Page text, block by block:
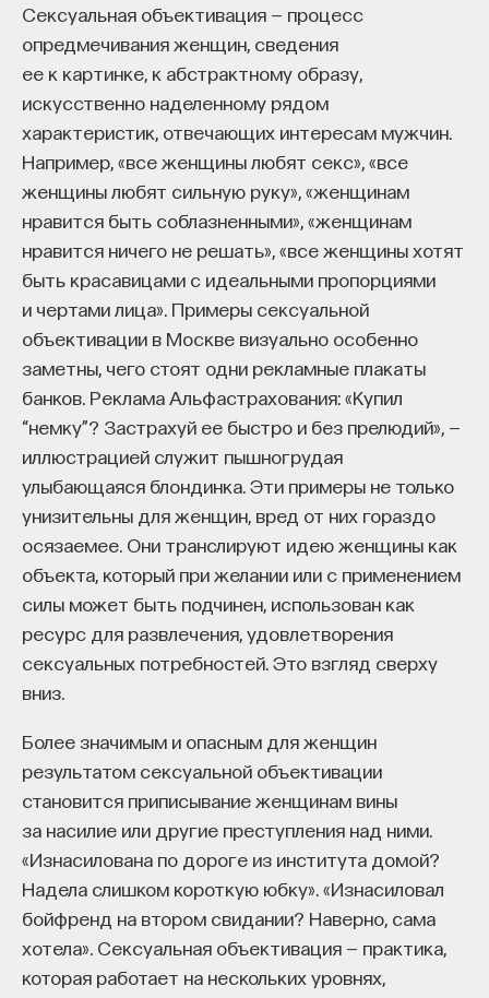
Сексуальная объективация — процесс
опредмечивания женщин, сведения
ее к картинке, к абстрактному образу,
искусственно наделенному рядом
характеристик, отвечающих интересам мужчин.
Например, «все женщины любят секс», «все
женщины любят сильную руку», «женщинам
нравится быть соблазненными», «женщинам
нравится ничего не решать», «все женщины хотят
быть красавицами с идеальными пропорциями
и чертами лица». Примеры сексуальной
объективации в Москве визуально особенно
заметны, чего стоят одни рекламные плакаты
банков. Реклама Альфастрахования: «Купил
“немку”? Застрахуй ее быстро и без прелюдий», —
иллюстрацией служит пышногрудая
улыбающаяся блондинка. Эти примеры не только
унизительны для женщин, вред от них гораздо
осязаемее. Они транслируют идею женщины как
объекта, который при желании или с применением
силы может быть подчинен, использован как
ресурс для развлечения, удовлетворения
сексуальных потребностей. Это взгляд сверху
вниз.
Более значимым и опасным для женщин
результатом сексуальной объективации
становится приписывание женщинам вины
за насилие или другие преступления над ними.
«Изнасилована по дороге из института домой?
Надела слишком короткую юбку». «Изнасиловал
бойфренд на втором свидании? Наверно, сама
хотела». Сексуальная объективация — практика,
которая работает на нескольких уровнях,
Вячеслав Дубынин
доктор биологических наук, профессор
кафедры физиологии человека и животных
биологического факультета МГУ
им. М. В. Ломоносова, специалист в области
БИОЛОГИЯ
1298 публикаций
МОЗГ НЕЙРОФИЗИОЛОГИЯ
ЕСТЕСТВЕННЫЕ НАУКИ ЖУРНАЛ
ХИМИЯ МЕЖДУ НЕЙРОНАМИ
КУРС
Химия между нейронами:
нами
СОХРАНИТЬ КУРС